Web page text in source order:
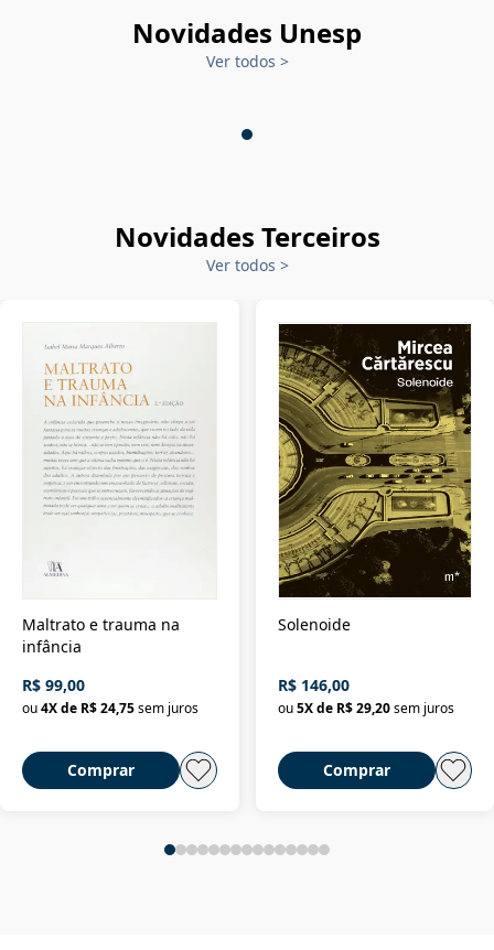
Novidades Unesp
Ver todos >
Novidades Terceiros
Ver todos >
Maltrato e trauma na
infância
R$ 99,00
ou4X de R$ 24,75sem juros
Comprar
Solenoide
R$ 146,00
ou 5X de R$ 29,20 sem juros
Comprar